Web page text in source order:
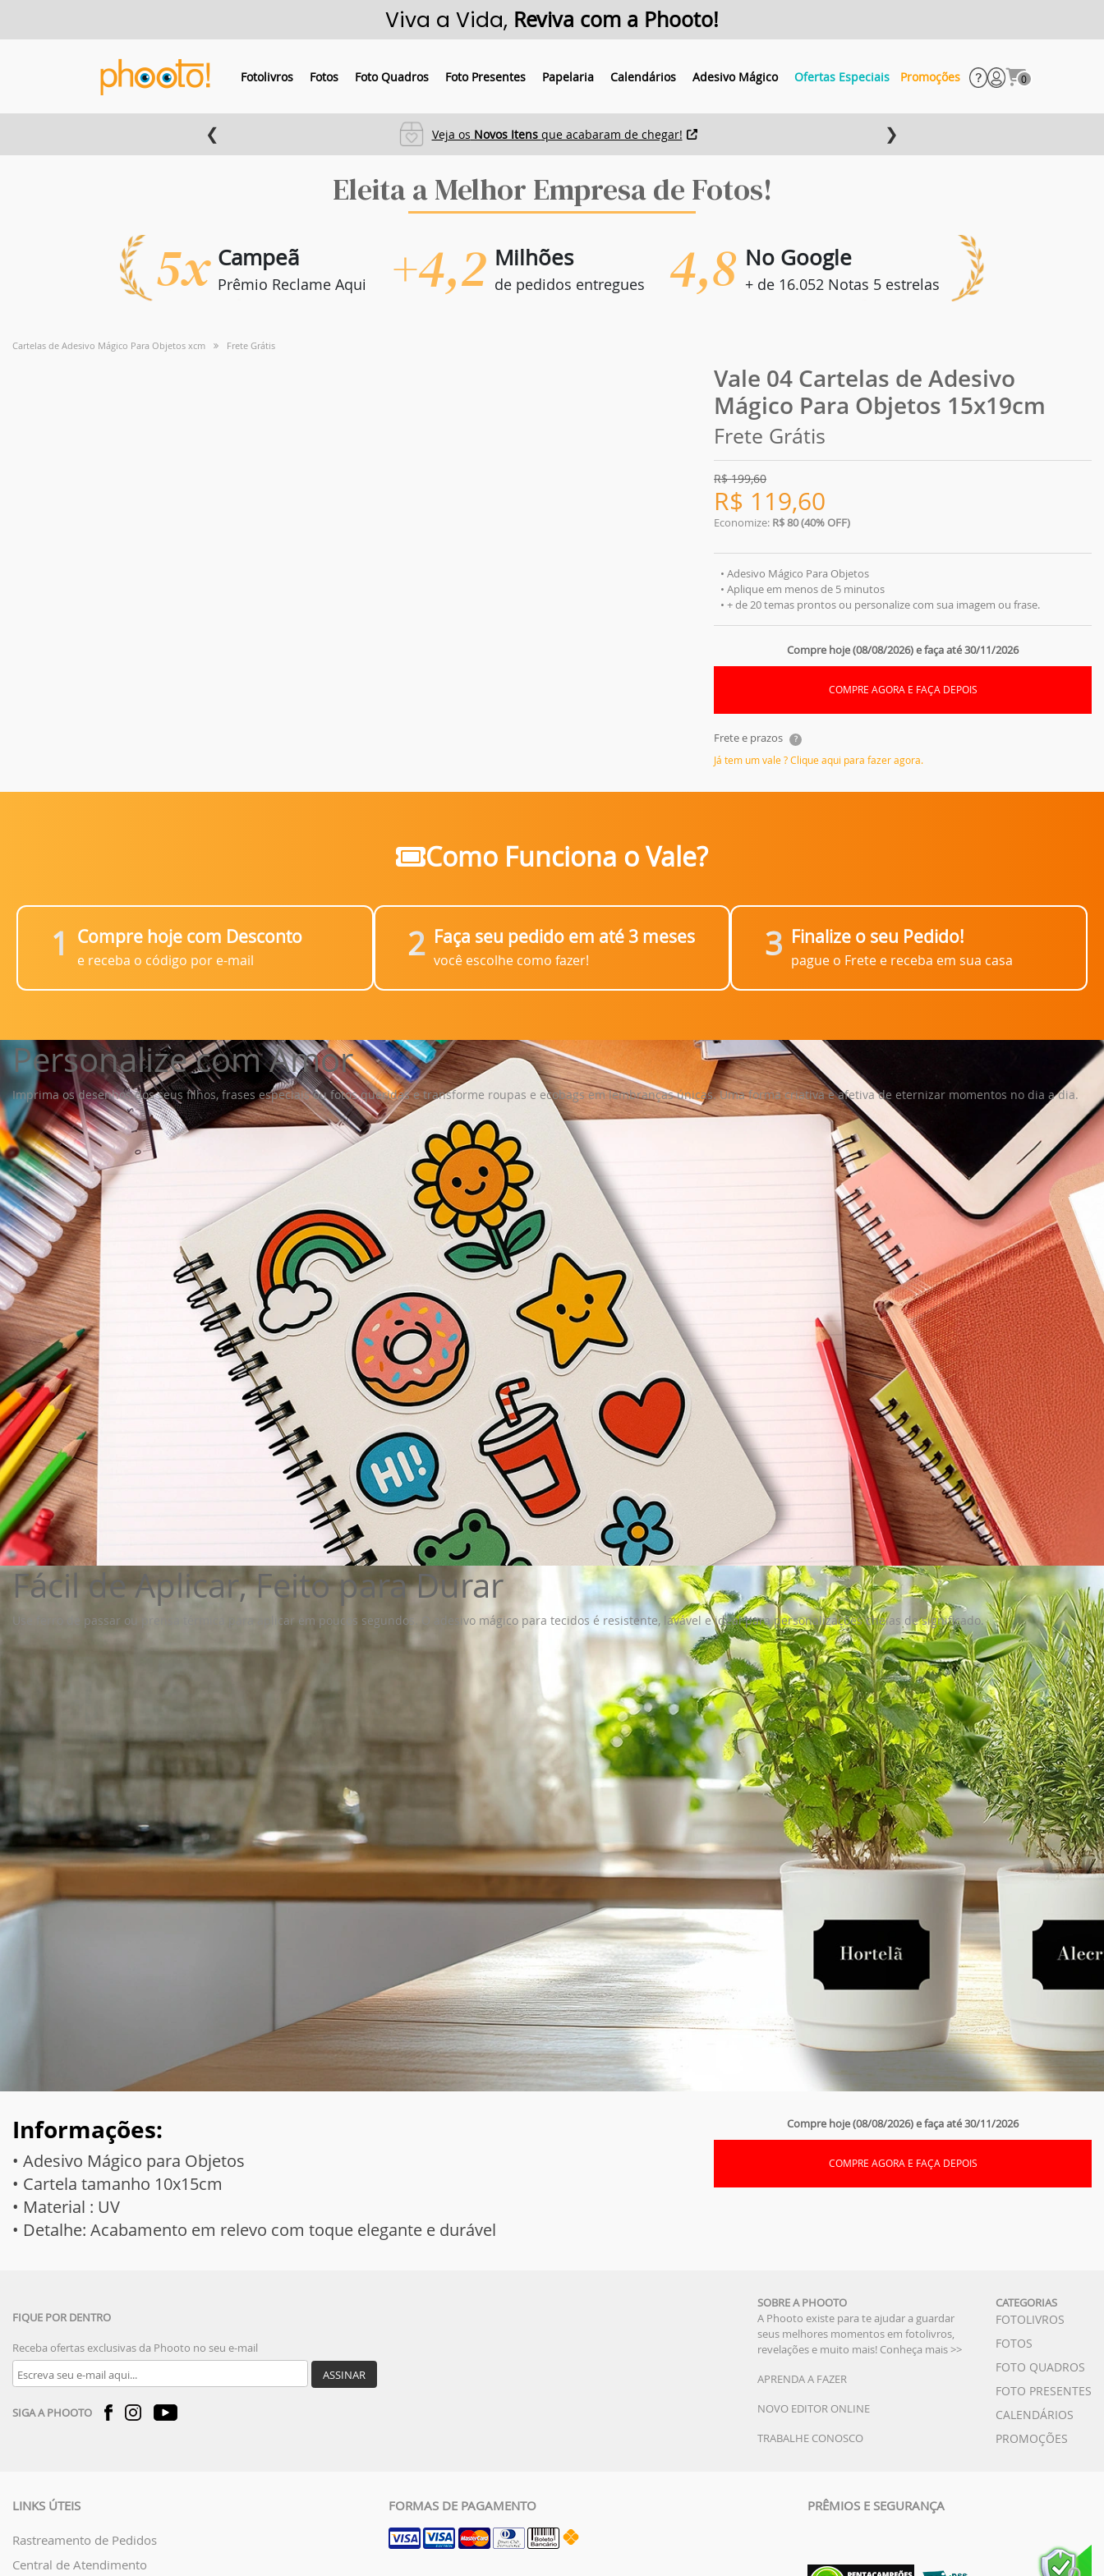
Viva a Vida, Reviva com a Phooto!
Fotolivros Fotos Foto Quadros Foto Presentes Papelaria Calendários Adesivo Mágico Ofertas Especiais Promoções 0
❮ Veja os Novos Itens que acabaram de chegar! ❯
Eleita a Melhor Empresa de Fotos!
5x Campeã
Prêmio Reclame Aqui +4,2 Milhões
de pedidos entregues 4,8 No Google
+ de 16.052 Notas 5 estrelas
Cartelas de Adesivo Mágico Para Objetos xcm Frete Grátis
Vale 04 Cartelas de Adesivo
Mágico Para Objetos 15x19cm
Frete Grátis
R$199,60
R$ 119,60
Economize: R$ 80 (40% OFF)
• Adesivo Mágico Para Objetos
• Aplique em menos de 5 minutos
• + de 20 temas prontos ou personalize com sua imagem ou frase.
Compre hoje (08/08/2026) e faça até 30/11/2026
COMPRE AGORA E FAÇA DEPOIS
Frete e prazos ?
Já tem um vale ? Clique aqui para fazer agora.
Como Funciona o Vale?
1 Compre hoje com Desconto
e receba o código por e-mail 2 Faça seu pedido em até 3 meses
você escolhe como fazer! 3 Finalize o seu Pedido!
pague o Frete e receba em sua casa
Personalize com Amor
Imprima os desenhos dos seus filhos, frases especiais ou fotos queridas e transforme roupas e ecobags em lembranças únicas. Uma forma criativa e afetiva de eternizar momentos no dia a dia.
Fácil de Aplicar, Feito para Durar
Use ferro de passar ou prensa térmica para aplicar em poucos segundos. O adesivo mágico para tecidos é resistente, lavável e ideal para personalizações cheias de significado.
Informações:
• Adesivo Mágico para Objetos
• Cartela tamanho 10x15cm
• Material : UV
• Detalhe: Acabamento em relevo com toque elegante e durável
Compre hoje (08/08/2026) e faça até 30/11/2026
COMPRE AGORA E FAÇA DEPOIS
FIQUE POR DENTRO
Receba ofertas exclusivas da Phooto no seu e-mail
ASSINAR
Obrigado por se cadastrar na.
Aproveite e receba as novidades e ofertas exclusivas da
SIGA A PHOOTO
SOBRE A PHOOTO
A Phooto existe para te ajudar a guardar
seus melhores momentos em fotolivros,
revelações e muito mais! Conheça mais >>
APRENDA A FAZER
NOVO EDITOR ONLINE
TRABALHE CONOSCO
CATEGORIAS
FOTOLIVROS
FOTOS
FOTO QUADROS
FOTO PRESENTES
CALENDÁRIOS
PROMOÇÕES
LINKS ÚTEIS
Rastreamento de Pedidos
Central de Atendimento
FORMAS DE PAGAMENTO PRÊMIOS E SEGURANÇA